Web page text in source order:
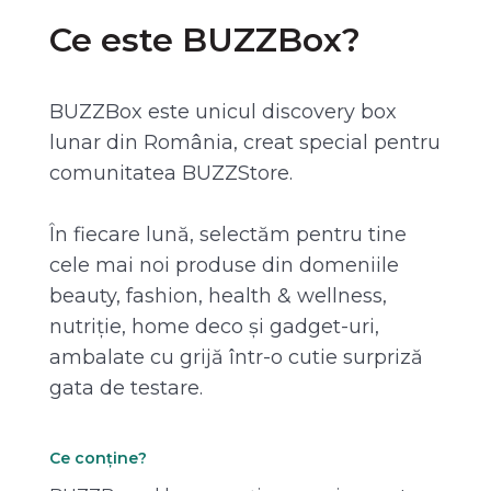
Ce este BUZZBox?
BUZZBox este unicul discovery box
lunar din România, creat special pentru
comunitatea BUZZStore.
În fiecare lună, selectăm pentru tine
cele mai noi produse din domeniile
beauty, fashion, health & wellness,
nutriție, home deco și gadget-uri,
ambalate cu grijă într-o cutie surpriză
gata de testare.
Ce conține?